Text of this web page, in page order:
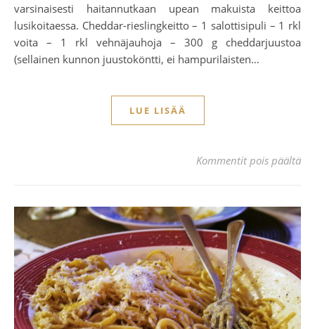
varsinaisesti haitannutkaan upean makuista keittoa
lusikoitaessa. Cheddar-rieslingkeitto – 1 salottisipuli – 1 rkl
voita – 1 rkl vehnäjauhoja – 300 g cheddarjuustoa
(sellainen kunnon juustoköntti, ei hampurilaisten…
LUE LISÄÄ
Kommentit pois päältä